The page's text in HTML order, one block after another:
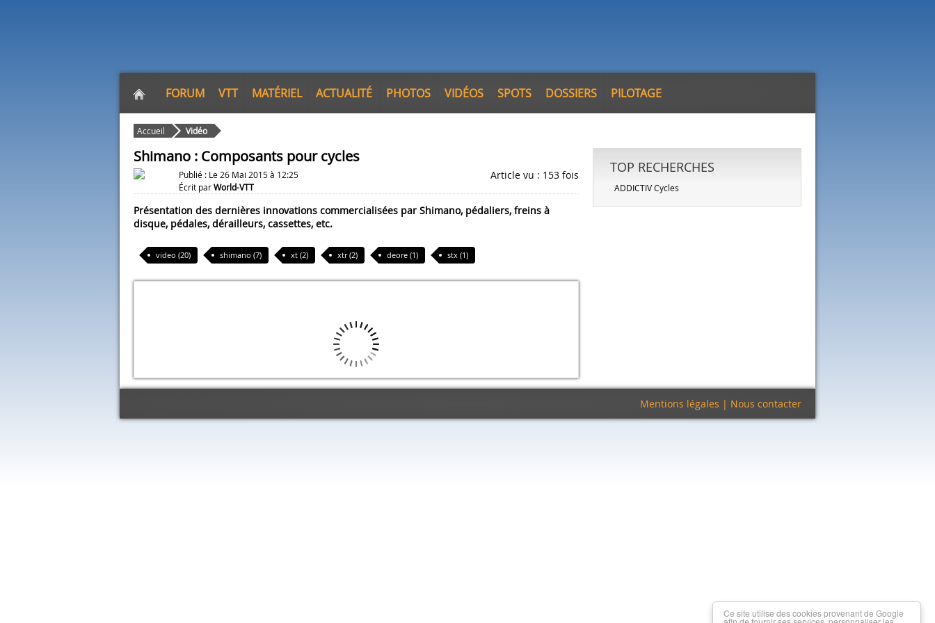
FORUM VTT MATÉRIEL ACTUALITÉ PHOTOS VIDÉOS SPOTS DOSSIERS PILOTAGE
Accueil Vidéo
Shimano : Composants pour cycles
Publié : Le 26 Mai 2015 à 12:25
Écrit parWorld-VTT
Article vu : 153 fois
Présentation des dernières innovations commercialisées par Shimano, pédaliers, freins à
disque, pédales, dérailleurs, cassettes, etc.
video (20) shimano (7) xt (2) xtr (2) deore (1) stx (1)
TOP RECHERCHES
ADDICTIV Cycles
Mentions légales | Nous contacter
Ce site utilise des cookies provenant de Google